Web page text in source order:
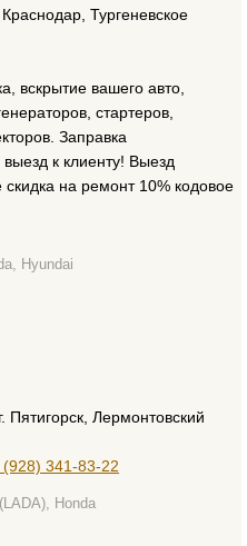
Тургеневское
вскрытие вашего авто,
стартеров,
Заправка
к клиенту! Выезд
на ремонт 10% кодовое
Hyundai
Пятигорск, Лермонтовский
(928) 341-83-22
Honda